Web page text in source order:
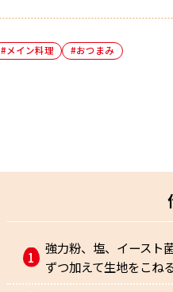
#メイン料理 #おつまみ
強力粉、塩、イースト
ずつ加えて生地をこねる